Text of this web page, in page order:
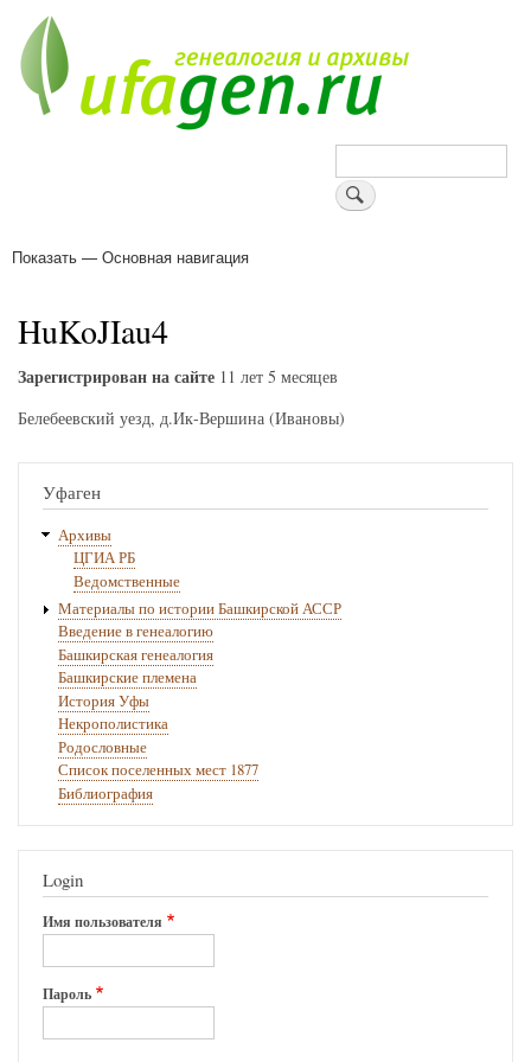
основному
содержанию
Поиск
Основная
Показать — Основная навигация
HuKoJIau4
Зарегистрирован на сайте 11 лет 5 месяцев
Белебеевский уезд, д.Ик-Вершина (Ивановы)
Уфаген
Архивы
ЦГИА РБ
Ведомственные
Материалы по истории Башкирской АССР
Введение в генеалогию
Башкирская генеалогия
Башкирские племена
История Уфы
Некрополистика
Родословные
Список поселенных мест 1877
Библиография
Login
Имя пользователя
Пароль